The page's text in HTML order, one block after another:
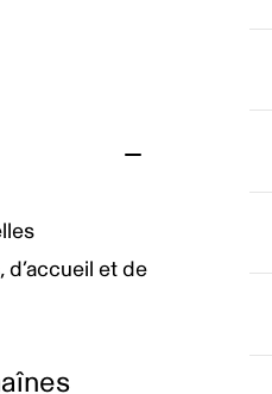
d’accueil et de